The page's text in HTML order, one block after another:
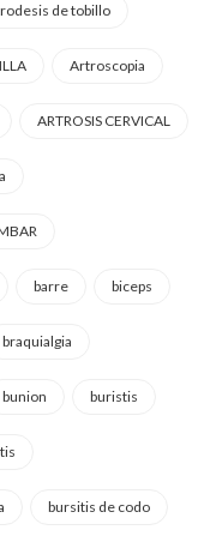
de tobillo
Artroscopia
ARTROSIS CERVICAL
barre biceps
braquialgia
bunion buristis
bursitis de codo